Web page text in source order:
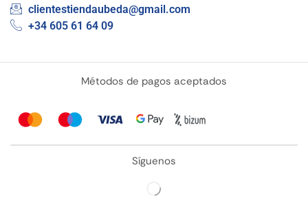
clientestiendaubeda@gmail.com
+34 605 61 64 09
Métodos de pagos aceptados
Síguenos